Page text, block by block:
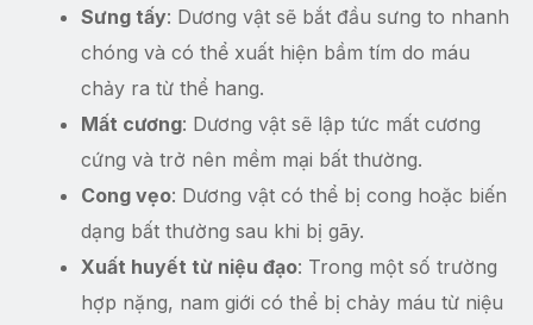
Sưng tấy: Dương vật sẽ bắt đầu sưng to nhanh
chóng và có thể xuất hiện bầm tím do máu
chảy ra từ thể hang.
Mất cương: Dương vật sẽ lập tức mất cương
cứng và trở nên mềm mại bất thường.
Cong vẹo: Dương vật có thể bị cong hoặc biến
dạng bất thường sau khi bị gãy.
Xuất huyết từ niệu đạo: Trong một số trường
hợp nặng, nam giới có thể bị chảy máu từ niệu